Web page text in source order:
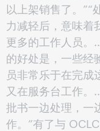
以上架销售了。”“
力减轻后，意味着
更多的工作人员。
的好处是，一些经
员非常乐于在完成
又在服务台工作。
批书一边处理，一
作。”有了与